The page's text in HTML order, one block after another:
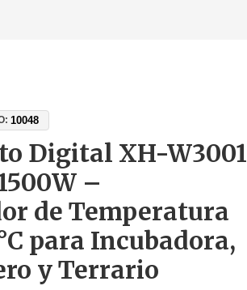
10048
Digital XH-W3001
–
de Temperatura
para Incubadora,
y Terrario